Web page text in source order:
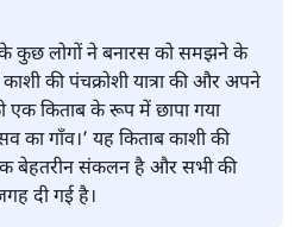
कुछ लोगों ने बनारस को समझने के
की पंचक्रोशी यात्रा की और अपने
किताब के रूप में छापा गया
का गाँव।’ यह किताब काशी की
एक बेहतरीन संकलन है और सभी की
दी गई है।